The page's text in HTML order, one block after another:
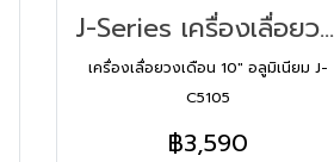
J-Series เครื่องเลื่อยวงเดือน 10″ อลูมิเนียม J-C5105 (50123)
เครื่องเลื่อยวงเดือน 10″ อลูมิเนียม J-
C5105
฿3,590